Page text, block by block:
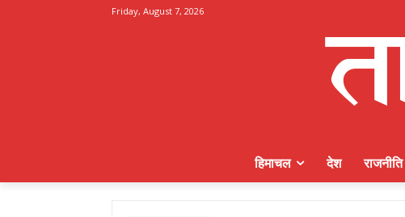
Friday, August 7, 2026
हिमाचल देश राजनीति